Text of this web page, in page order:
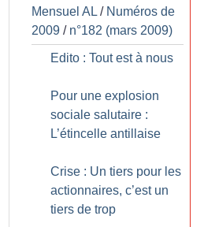
Mensuel AL / Numéros de
2009 / n°182 (mars 2009)
Edito : Tout est à nous
Pour une explosion
sociale salutaire :
L’étincelle antillaise
Crise : Un tiers pour les
actionnaires, c’est un
tiers de trop